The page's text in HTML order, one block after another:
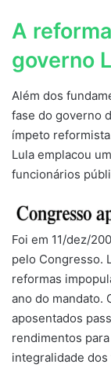
A
governo
Além dos
fase do governo
ímpeto
Lula emplacou
funcionários
Foi em 11/dez/
pelo Congresso.
reformas
ano do mandato.
aposentados
rendimentos
integralidade